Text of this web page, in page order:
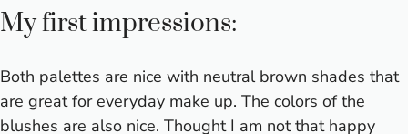
My first impressions:
Both palettes are nice with neutral brown shades that
are great for everyday make up. The colors of the
blushes are also nice. Thought I am not that happy